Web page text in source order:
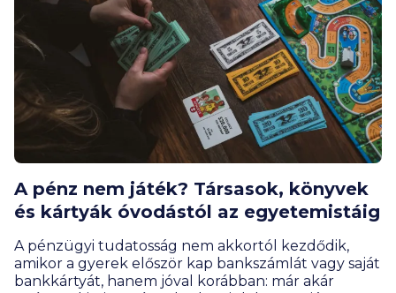
A pénz nem játék? Társasok, könyvek
és kártyák óvodástól az egyetemistáig
A pénzügyi tudatosság nem akkortól kezdődik,
amikor a gyerek először kap bankszámlát vagy saját
bankkártyát, hanem jóval korábban: már akár